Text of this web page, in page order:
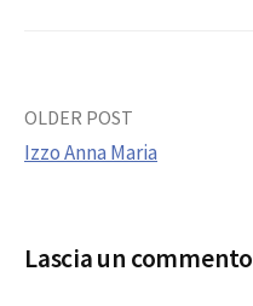
Post
OLDER POST
Izzo Anna Maria
Lascia un commento